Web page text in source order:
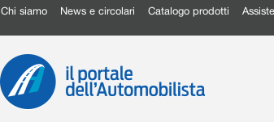
Chi siamo News e circolari Catalogo prodotti